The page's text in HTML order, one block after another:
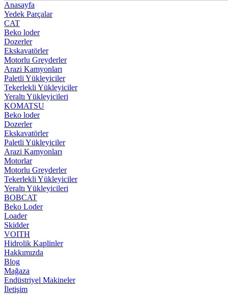
Anasayfa
Yedek Parçalar
CAT
Beko loder
Dozerler
Ekskavatörler
Motorlu Greyderler
Arazi Kamyonları
Paletli Yükleyiciler
Tekerlekli Yükleyiciler
Yeraltı Yükleyicileri
KOMATSU
Beko loder
Dozerler
Ekskavatörler
Paletli Yükleyiciler
Arazi Kamyonları
Motorlar
Motorlu Greyderler
Tekerlekli Yükleyiciler
Yeraltı Yükleyicileri
BOBCAT
Beko Loder
Loader
Skidder
VOITH
Hidrolik Kaplinler
Hakkımızda
Blog
Mağaza
Endüstriyel Makineler
İletişim